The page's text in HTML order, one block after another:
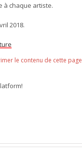
à chaque artiste.
2018.
le contenu de cette page